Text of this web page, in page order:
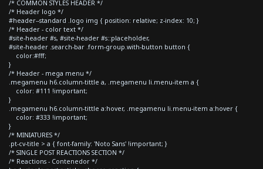
/* COMMON STYLES HEADER */
/* Header logo */
#header--standard .logo img { position: relative; z-index: 10; }
/* Header - color text */
#site-header #s, #site-header #s::placeholder,
#site-header .search-bar .form-group.with-button button {
color:#fff;
}
/* Header - mega menu */
.megamenu h6.column-tittle a, .megamenu li.menu-item a {
color: #111 !important;
}
.megamenu h6.column-tittle a:hover, .megamenu li.menu-item a:hover {
color: #333 !important;
}
/* MINIATURES */
.pt-cv-title > a { font-family: 'Noto Sans' !important; }
/* SINGLE POST REACTIONS SECTION */
/* Reactions - Contenedor */